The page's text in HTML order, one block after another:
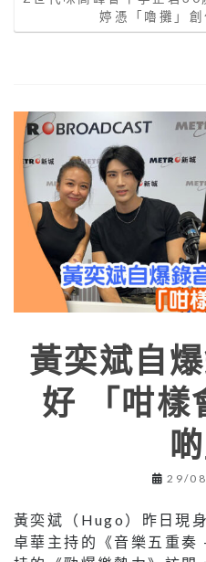
婷憑「嚕攤」
黃奕斌自
好 「咁樣
啲
29/
黃奕斌（Hugo）昨日現
卓華主持的《音樂五重奏